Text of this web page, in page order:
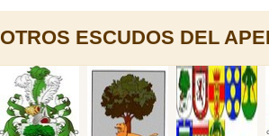
OTROS ESCUDOS DEL